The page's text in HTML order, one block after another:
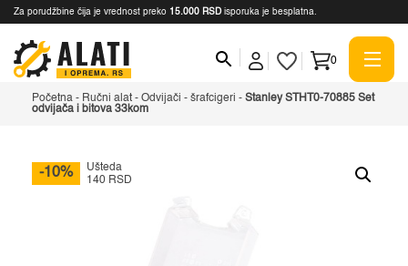
Za porudžbine čija je vrednost preko 15.000 RSD isporuka je besplatna.
0
Početna - Ručni alat - Odvijači - šrafcigeri - Stanley STHT0-70885 Set
odvijača i bitova 33kom
-10%
Ušteda
140 RSD